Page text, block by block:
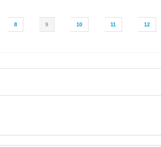
8 9 10 11 12